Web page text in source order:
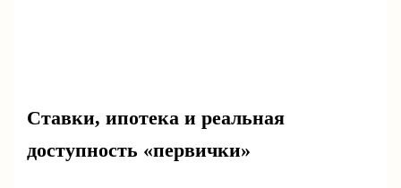
Ставки, ипотека и реальная
доступность «первички»